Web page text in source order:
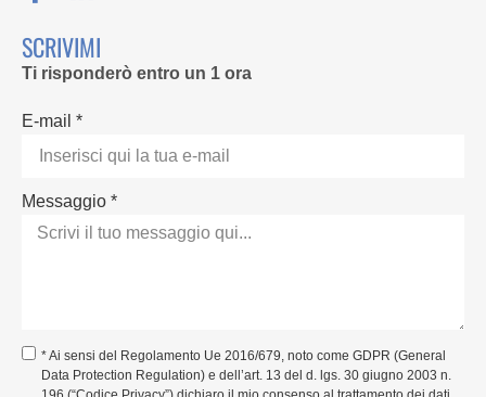
SCRIVIMI
Ti risponderò entro un 1 ora
E-mail *
Messaggio *
* Ai sensi del Regolamento Ue 2016/679, noto come GDPR (General
Data Protection Regulation) e dell’art. 13 del d. lgs. 30 giugno 2003 n.